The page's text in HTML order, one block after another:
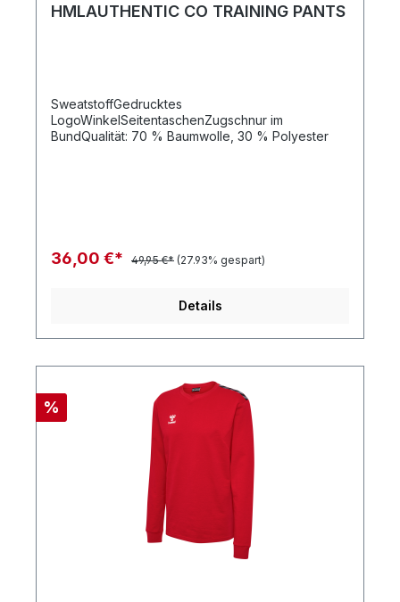
HMLAUTHENTIC CO TRAINING PANTS
SweatstoffGedrucktes
LogoWinkelSeitentaschenZugschnur im
BundQualität: 70 % Baumwolle, 30 % Polyester
36,00 €* 49,95 €* (27.93% gespart)
Details
%